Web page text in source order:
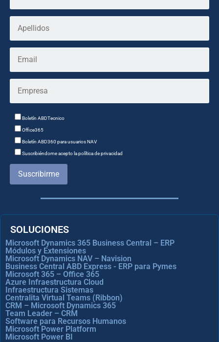
Boletín ABDTecnico
Office365
Boletín ABD360 para usuarios NAV
Suscribiéndome acepto la política de privacidad
Suscribirme
SOLUCIONES
Microsoft Dynamics 365 Business Central – ERP
Módulos y Extensiones
Microsoft Dynamics NAV – Navision
Business Central ABD Express - ERP para Pymes
Microsoft 365 – Office 365
Azure Infraestructura Cloud
Infraestructura Sistemas
Centralita Virtual Teams (Ribbon)
CRM – Microsoft Dynamics 365
Team Leader – CRM
Software para Recursos Humanos
Microsoft Power Platform
Microsoft Power BI